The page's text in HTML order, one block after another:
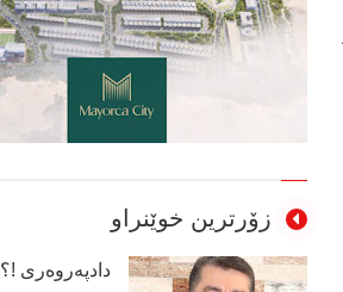
زۆرترین خوێنراو
دادپەروەری !؟